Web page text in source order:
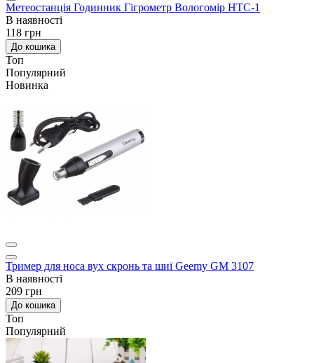
Метеостанція Годинник Гігрометр Вологомір HTC-1
В наявності
118 грн
До кошика
Топ
Популярний
Новинка
Тример для носа вух скронь та шиї Geemy GM 3107
В наявності
209 грн
До кошика
Топ
Популярний